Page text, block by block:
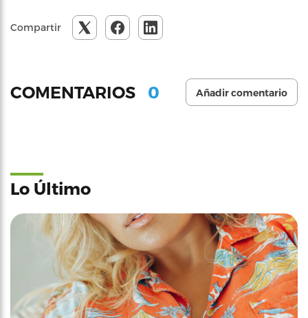
Compartir
COMENTARIOS 0 Añadir comentario
Lo Último